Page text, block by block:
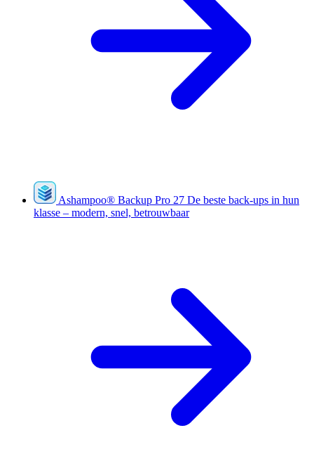
Ashampoo® Backup Pro 27 De beste back-ups in hun
klasse – modern, snel, betrouwbaar